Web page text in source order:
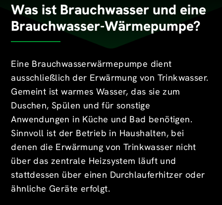
Was ist Brauchwasser und eine
Brauchwasser-Wärmepumpe?
Eine Brauchwasserwärmepumpe dient
ausschließlich der Erwärmung von Trinkwasser.
Gemeint ist warmes Wasser, das sie zum
Duschen, Spülen und für sonstige
Anwendungen in Küche und Bad benötigen.
Sinnvoll ist der Betrieb in Haushalten, bei
denen die Erwärmung von Trinkwasser nicht
über das zentrale Heizsystem läuft und
stattdessen über einen Durchlauferhitzer oder
ähnliche Geräte erfolgt.